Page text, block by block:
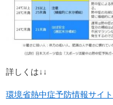
詳しくは↓↓
環境省熱中症予防情報サイ